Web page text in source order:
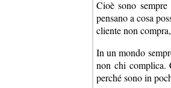
Cioè sono
pensano a cosa
cliente non
In un mondo
non chi complica.
perché sono in